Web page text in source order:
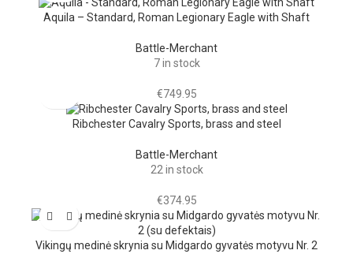
Aquila – Standard, Roman Legionary Eagle with Shaft
Battle-Merchant
7 in stock
€749.95
Ribchester Cavalry Sports, brass and steel
Battle-Merchant
22 in stock
€374.95
Vikingų medinė skrynia su Midgardo gyvatės motyvu Nr. 2